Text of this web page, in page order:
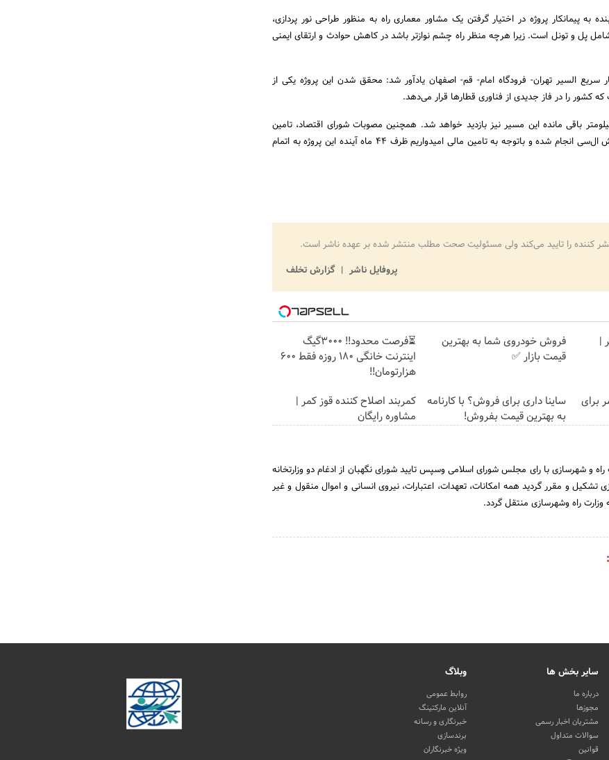
به پیمانکار پروژه در اختیار گرفتن یک مشاور معماری راه به منظور طراحی نور پردازی،
شامل پل و تونل است. زیرا هرچه منظر راه چشم نوازتر باشد در کاهش حوادث و ارتقای ایمنی
سریع السیر تهران-‌ فرودگاه امام- قم- اصفهان یادآور شد: محقق شدن این پروژه یکی از
کشور را در فاز جدیدی از فناوری قطارها قرار می‌دهد.
سفر از زیرسازی 35 کیلومتر باقی مانده این مسیر نیز بازدید خواهد شد. همچنین مصوبات شورای اقتصاد، تامین
مالی از جانب چینی‌ها، گشایش ال‌سی انجام شده و باتوجه به تامین مالی امیدواریم ظرف 44 ماه آینده این پروژه به اتمام
کننده را تایید می‌کند ولی مسئولیت صحت مطلب منتشر شده بر عهده ناشر است.
پروفایل ناشر
گزارش تخلف
|
فروش خودروی شما به بهترین
قیمت بازار ✅
⏳فرصت محدود!! 3000گیگ
اینترنت خانگی 180 روزه فقط 600
هزارتومان!!
برای
ساینا داری برای فروش؟ با کارنامه
به بهترین قیمت بفروش!
کمربند اصلاح کننده قوز کمر |
مشاوره رایگان
31 خرداد 1390 وزارت راه و شهرسازی با رای مجلس شورای اسلامی وسپس تایید شورای نگهبان از ادغام دو وزارتخانه
تشکیل و مقرر گردید همه امکانات، تعهدات، اعتبارات، نیروی انسانی و اموال منقول و غیر
وزارت راه وشهرسازی منتقل گردد.
سایر بخش ها
درباره ما
مجوزها
مشتریان اخبار رسمی
سوالات متداول
قوانین
وبلاگ
روابط عمومی
آنلاین مارکتینگ
خبرنگاری و رسانه
برندسازی
ویژه خبرنگاران